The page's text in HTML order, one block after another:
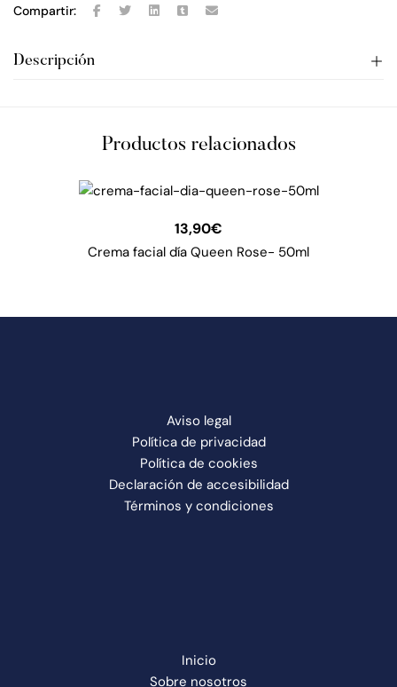
Compartir:
Descripción
Productos relacionados
13,90€
Crema facial día Queen Rose- 50ml
Aviso legal
Política de privacidad
Política de cookies
Declaración de accesibilidad
Términos y condiciones
Inicio
Sobre nosotros